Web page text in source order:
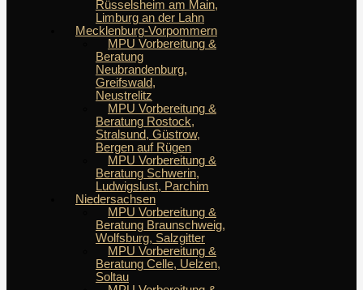
Rüsselsheim am Main,
Limburg an der Lahn
Mecklenburg-Vorpommern
MPU Vorbereitung &
Beratung
Neubrandenburg,
Greifswald,
Neustrelitz
MPU Vorbereitung &
Beratung Rostock,
Stralsund, Güstrow,
Bergen auf Rügen
MPU Vorbereitung &
Beratung Schwerin,
Ludwigslust, Parchim
Niedersachsen
MPU Vorbereitung &
Beratung Braunschweig,
Wolfsburg, Salzgitter
MPU Vorbereitung &
Beratung Celle, Uelzen,
Soltau